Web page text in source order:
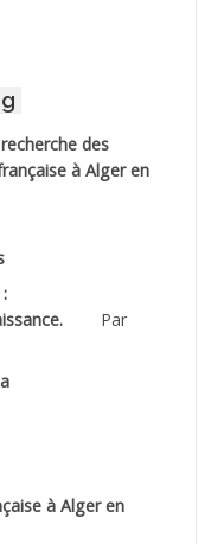
des
à Alger en
Par
à Alger en